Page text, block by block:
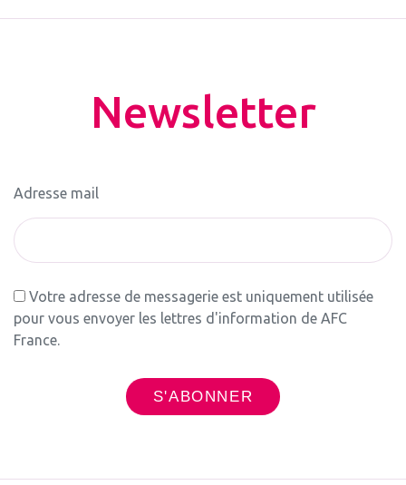
Newsletter
Adresse mail
Votre adresse de messagerie est uniquement utilisée
pour vous envoyer les lettres d'information de AFC
France.